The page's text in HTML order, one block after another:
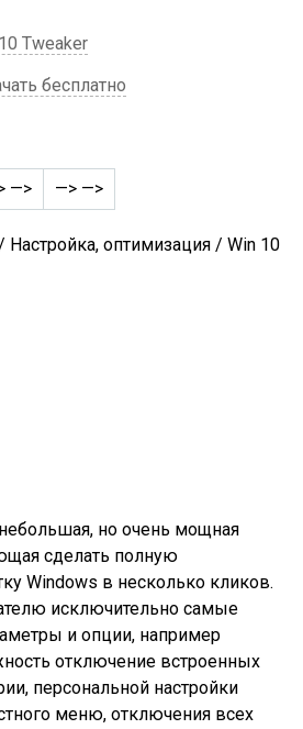
Tweaker
бесплатно
—> —> —>
оптимизация / Win 10
но очень мощная
сделать полную
Windows в несколько кликов.
исключительно самые
и опции, например
отключение встроенных
персональной настройки
меню, отключения всех